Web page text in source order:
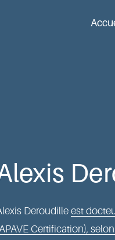
Deroudille est
Certification),